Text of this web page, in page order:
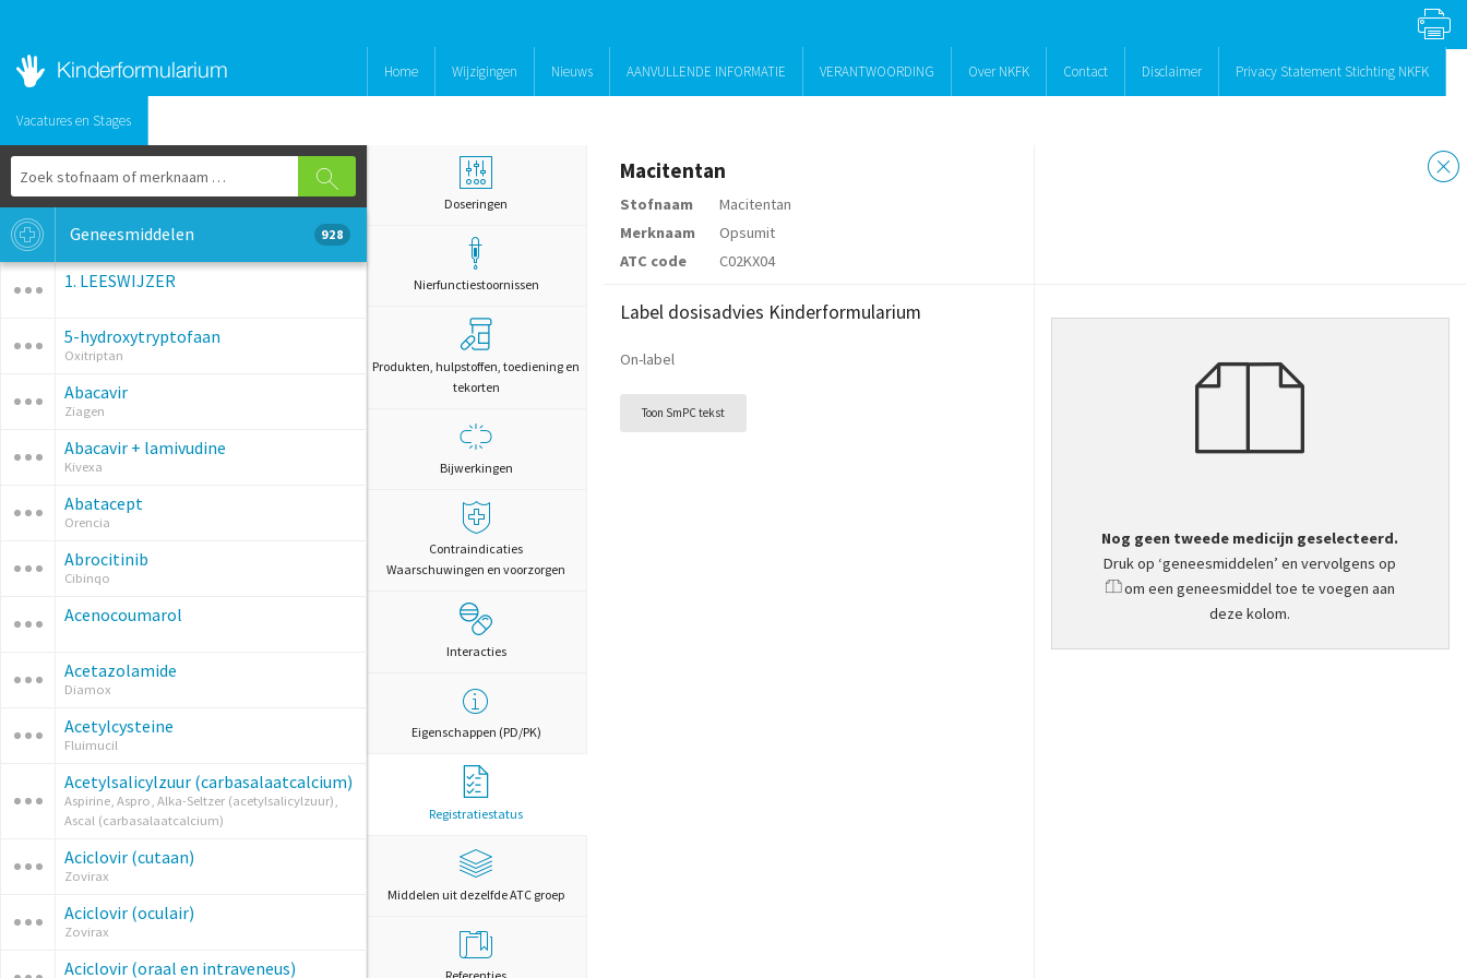
Home Wijzigingen Nieuws AANVULLENDE INFORMATIE VERANTWOORDING Over NKFK Contact Disclaimer Privacy Statement Stichting NKFK
Vacatures en Stages
Geneesmiddelen 928
1. LEESWIJZER
5-hydroxytryptofaan
Oxitriptan
Abacavir
Ziagen
Abacavir + lamivudine
Kivexa
Abatacept
Orencia
Abrocitinib
Cibinqo
Acenocoumarol
Acetazolamide
Diamox
Acetylcysteine
Fluimucil
Acetylsalicylzuur (carbasalaatcalcium)
Aspirine, Aspro, Alka-Seltzer (acetylsalicylzuur),
Ascal (carbasalaatcalcium)
Aciclovir (cutaan)
Zovirax
Aciclovir (oculair)
Zovirax
Aciclovir (oraal en intraveneus)
Doseringen
Nierfunctiestoornissen
Produkten, hulpstoffen, toediening en
tekorten
Bijwerkingen
Contraindicaties
Waarschuwingen en voorzorgen
Interacties
Eigenschappen (PD/PK)
Registratiestatus
Middelen uit dezelfde ATC groep
Macitentan
Stofnaam
Macitentan
Merknaam
Opsumit
ATC code
C02KX04
Label dosisadvies Kinderformularium
On-label
Toon SmPC tekst
Nog geen tweede medicijn geselecteerd.
Druk op ‘geneesmiddelen’ en vervolgens op
om een geneesmiddel toe te voegen aan
deze kolom.